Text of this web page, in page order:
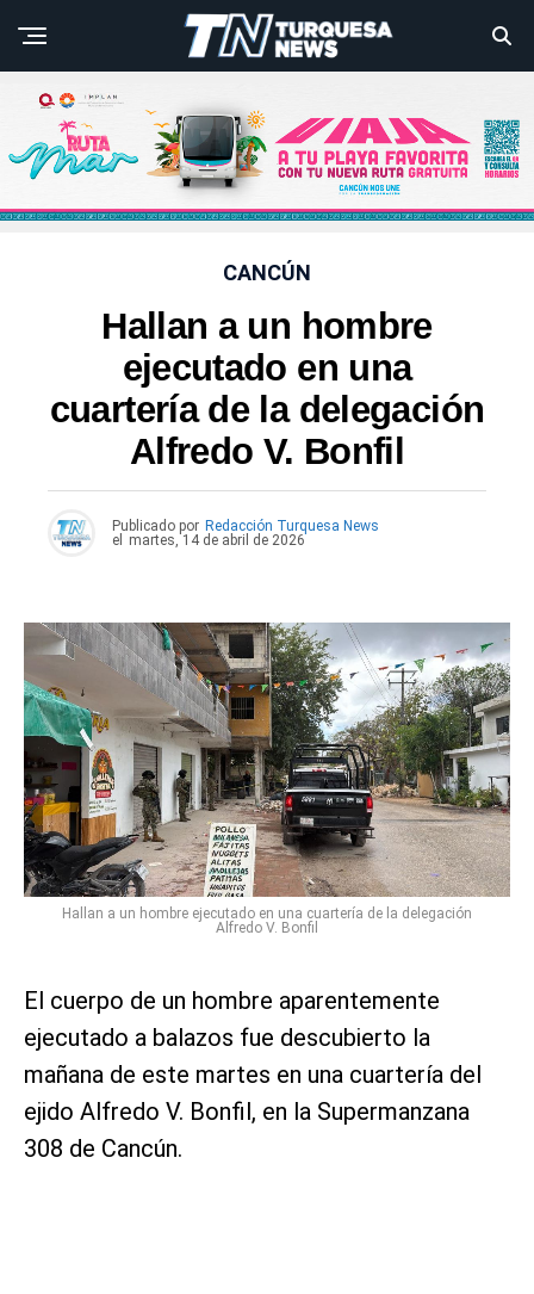
CANCÚN
Hallan a un hombre
ejecutado en una
cuartería de la delegación
Alfredo V. Bonfil
Publicado por Redacción Turquesa News
el
martes, 14 de abril de 2026
Hallan a un hombre ejecutado en una cuartería de la delegación
Alfredo V. Bonfil
El cuerpo de un hombre aparentemente
ejecutado a balazos fue descubierto la
mañana de este martes en una cuartería del
ejido Alfredo V. Bonfil, en la Supermanzana
308 de Cancún.